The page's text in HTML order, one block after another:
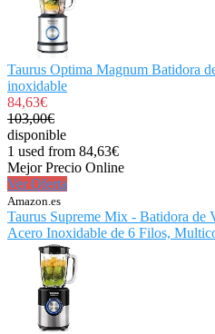
Taurus Optima Magnum Batidora
inoxidable
84,63€
103,00€
disponible
1 used from 84,63€
Mejor Precio Online
Ver Oferta
Amazon.es
Taurus Supreme Mix - Batidora de
Acero Inoxidable de 6 Filos,